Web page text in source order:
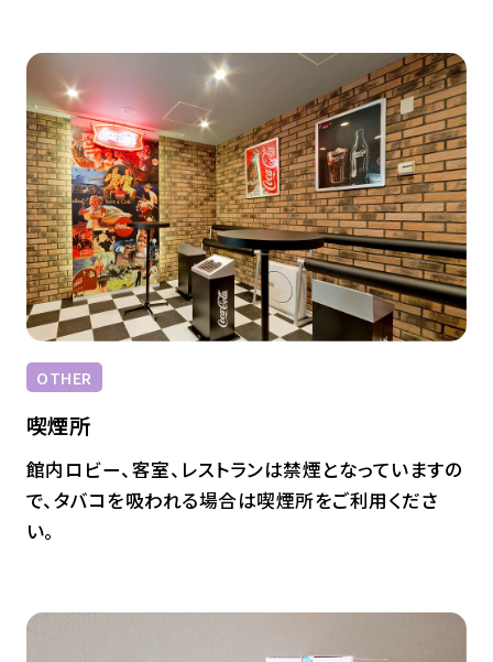
OTHER
喫煙所
館内ロビー、客室、レストランは禁煙となっていますの
で、タバコを吸われる場合は喫煙所をご利用くださ
い。